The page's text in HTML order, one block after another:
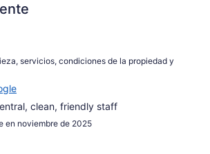
servicios, condiciones de la propiedad y
clean, friendly staff
en noviembre de 2025